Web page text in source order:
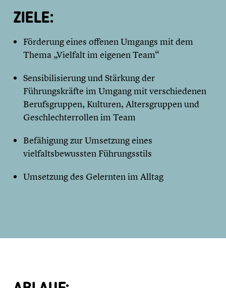
ZIELE:
Förderung eines offenen Umgangs mit dem
Thema „Vielfalt im eigenen Team“
Sensibilisierung und Stärkung der
Führungskräfte im Umgang mit verschiedenen
Berufsgruppen, Kulturen, Altersgruppen und
Geschlechterrollen im Team
Befähigung zur Umsetzung eines
vielfaltsbewussten Führungsstils
Umsetzung des Gelernten im Alltag